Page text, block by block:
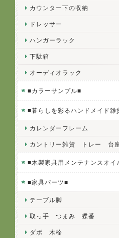
カウンター下の収納
ドレッサー
ハンガーラック
下駄箱
オーディオラック
■カラーサンプル■
■暮らしを彩るハンドメイド雑
カレンダーフレーム
カントリー雑貨 トレー 台
■木製家具用メンテナンスオイ
■家具パーツ■
テーブル脚
取っ手 つまみ 蝶番
ダボ 木栓